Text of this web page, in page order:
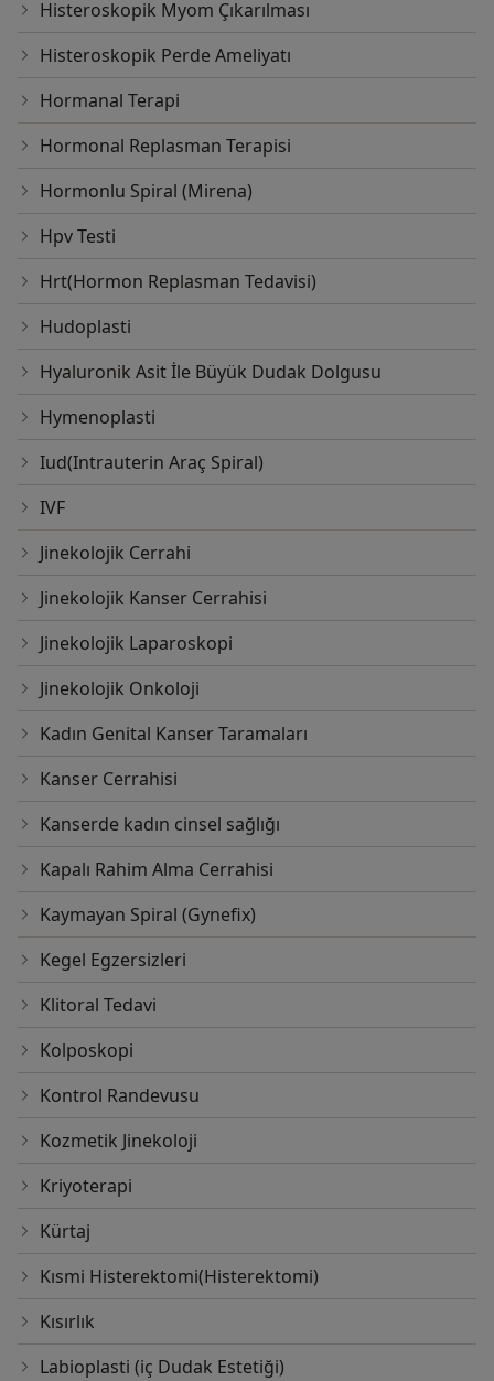
Histeroskopik Myom Çıkarılması
Histeroskopik Perde Ameliyatı
Hormanal Terapi
Hormonal Replasman Terapisi
Hormonlu Spiral (Mirena)
Hpv Testi
Hrt(Hormon Replasman Tedavisi)
Hudoplasti
Hyaluronik Asit İle Büyük Dudak Dolgusu
Hymenoplasti
Iud(Intrauterin Araç Spiral)
IVF
Jinekolojik Cerrahi
Jinekolojik Kanser Cerrahisi
Jinekolojik Laparoskopi
Jinekolojik Onkoloji
Kadın Genital Kanser Taramaları
Kanser Cerrahisi
Kanserde kadın cinsel sağlığı
Kapalı Rahim Alma Cerrahisi
Kaymayan Spiral (Gynefix)
Kegel Egzersizleri
Klitoral Tedavi
Kolposkopi
Kontrol Randevusu
Kozmetik Jinekoloji
Kriyoterapi
Kürtaj
Kısmi Histerektomi(Histerektomi)
Kısırlık
Labioplasti (iç Dudak Estetiği)